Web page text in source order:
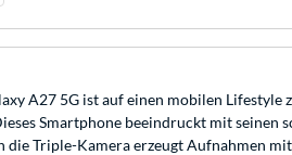
A27 5G ist auf einen mobilen
Smartphone beeindruckt mit
Triple-Kamera erzeugt Aufnahmen